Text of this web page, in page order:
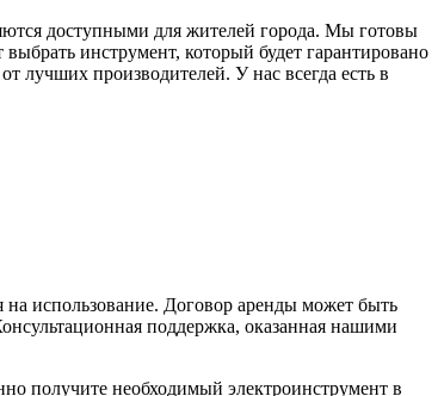
доступными для жителей города. Мы готовы
инструмент, который будет гарантировано
лучших производителей. У нас всегда есть в
использование. Договор аренды может быть
поддержка, оказанная нашими
получите необходимый электроинструмент в